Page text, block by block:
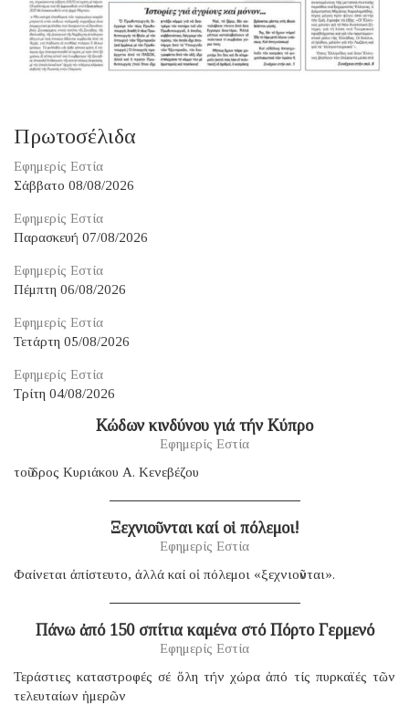
Πρωτοσέλιδα
Εφημερίς Εστία
Σάββατο 08/08/2026
Εφημερίς Εστία
Παρασκευή 07/08/2026
Εφημερίς Εστία
Πέμπτη 06/08/2026
Εφημερίς Εστία
Τετάρτη 05/08/2026
Εφημερίς Εστία
Τρίτη 04/08/2026
Κώδων κινδύνου γιά τήν Κύπρο
Εφημερίς Εστία
τοῦ δρος Κυριάκου Α. Κενεβέζου
Ξεχνιοῦνται καί οἱ πόλεμοι!
Εφημερίς Εστία
Φαίνεται ἀπίστευτο, ἀλλά καί οἱ πόλεμοι «ξεχνιοῦνται».
Πάνω ἀπό 150 σπίτια καμένα στό Πόρτο Γερμενό
Εφημερίς Εστία
Τεράστιες καταστροφές σέ ὅλη τήν χώρα ἀπό τίς πυρκαϊές τῶν
τελευταίων ἡμερῶν